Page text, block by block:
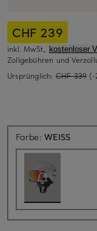
CHF 239
inkl. MwSt., kostenloser
Zollgebühren und
Ursprünglich: CHF 339 (-
Farbe:WEISS